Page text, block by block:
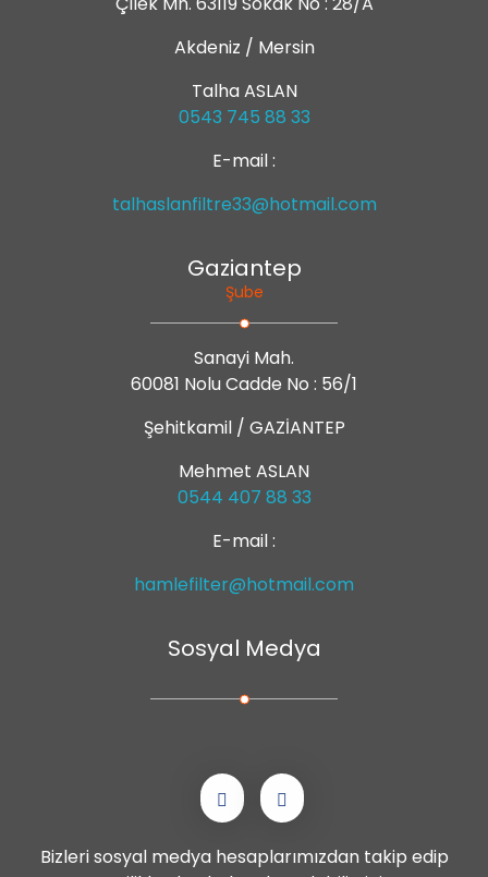
Akdeniz / Mersin
Talha ASLAN
0543 745 88 33
E-mail :
talhaslanfiltre33@hotmail.com
Gaziantep
Şube
Sanayi Mah.
60081 Nolu Cadde No : 56/1
Şehitkamil / GAZİANTEP
Mehmet ASLAN
0544 407 88 33
E-mail :
hamlefilter@hotmail.com
Sosyal Medya
Bizleri sosyal medya hesaplarımızdan takip edip